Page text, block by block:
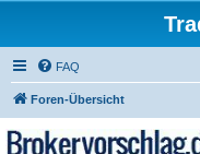
FAQ
Foren-Übersicht